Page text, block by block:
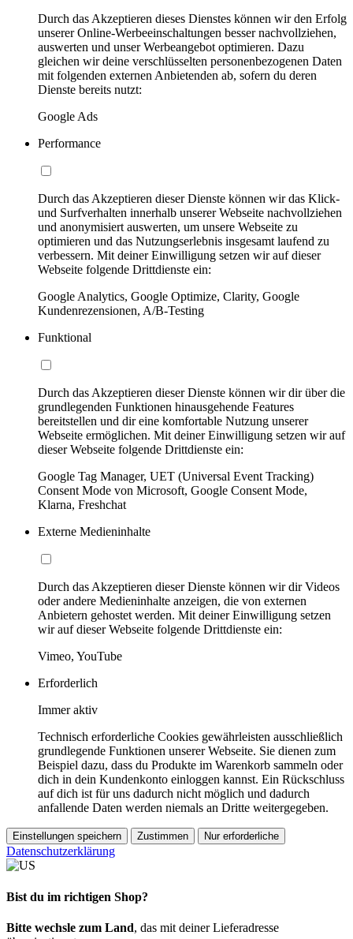
Durch das Akzeptieren dieses Dienstes können wir den Erfolg
unserer Online-Werbeeinschaltungen besser nachvollziehen,
auswerten und unser Werbeangebot optimieren. Dazu
gleichen wir deine verschlüsselten personenbezogenen Daten
mit folgenden externen Anbietenden ab, sofern du deren
Dienste bereits nutzt:
Google Ads
Performance
Durch das Akzeptieren dieser Dienste können wir das Klick-
und Surfverhalten innerhalb unserer Webseite nachvollziehen
und anonymisiert auswerten, um unsere Webseite zu
optimieren und das Nutzungserlebnis insgesamt laufend zu
verbessern. Mit deiner Einwilligung setzen wir auf dieser
Webseite folgende Drittdienste ein:
Google Analytics, Google Optimize, Clarity, Google
Kundenrezensionen, A/B-Testing
Funktional
Durch das Akzeptieren dieser Dienste können wir dir über die
grundlegenden Funktionen hinausgehende Features
bereitstellen und dir eine komfortable Nutzung unserer
Webseite ermöglichen. Mit deiner Einwilligung setzen wir auf
dieser Webseite folgende Drittdienste ein:
Google Tag Manager, UET (Universal Event Tracking)
Consent Mode von Microsoft, Google Consent Mode,
Klarna, Freshchat
Externe Medieninhalte
Durch das Akzeptieren dieser Dienste können wir dir Videos
oder andere Medieninhalte anzeigen, die von externen
Anbietern gehostet werden. Mit deiner Einwilligung setzen
wir auf dieser Webseite folgende Drittdienste ein:
Vimeo, YouTube
Erforderlich
Immer aktiv
Technisch erforderliche Cookies gewährleisten ausschließlich
grundlegende Funktionen unserer Webseite. Sie dienen zum
Beispiel dazu, dass du Produkte im Warenkorb sammeln oder
dich in dein Kundenkonto einloggen kannst. Ein Rückschluss
auf dich ist für uns dadurch nicht möglich und dadurch
anfallende Daten werden niemals an Dritte weitergegeben.
Einstellungen speichern Zustimmen Nur erforderliche
Datenschutzerklärung
Bist du im richtigen Shop?
Bitte wechsle zum Land, das mit deiner Lieferadresse